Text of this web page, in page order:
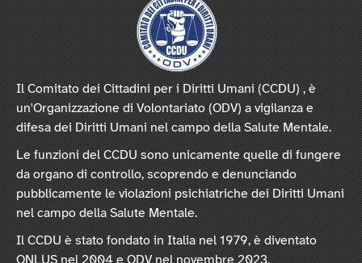
Il Comitato dei Cittadini per i Diritti Umani (CCDU) , è
un'Organizzazione di Volontariato (ODV) a vigilanza e
difesa dei Diritti Umani nel campo della Salute Mentale.
Le funzioni del CCDU sono unicamente quelle di fungere
da organo di controllo, scoprendo e denunciando
pubblicamente le violazioni psichiatriche dei Diritti Umani
nel campo della Salute Mentale.
Il CCDU è stato fondato in Italia nel 1979, è diventato
ONLUS nel 2004 e ODV nel novembre 2023.